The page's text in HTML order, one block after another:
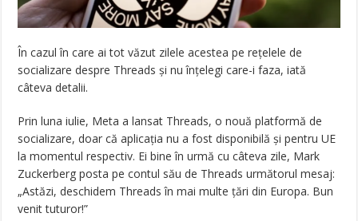
În cazul în care ai tot văzut zilele acestea pe rețelele de
socializare despre Threads și nu înțelegi care-i faza, iată
câteva detalii.
Prin luna iulie, Meta a lansat Threads, o nouă platformă de
socializare, doar că aplicația nu a fost disponibilă și pentru UE
la momentul respectiv. Ei bine în urmă cu câteva zile, Mark
Zuckerberg posta pe contul său de Threads următorul mesaj:
„Astăzi, deschidem Threads în mai multe ţări din Europa. Bun
venit tuturor!”